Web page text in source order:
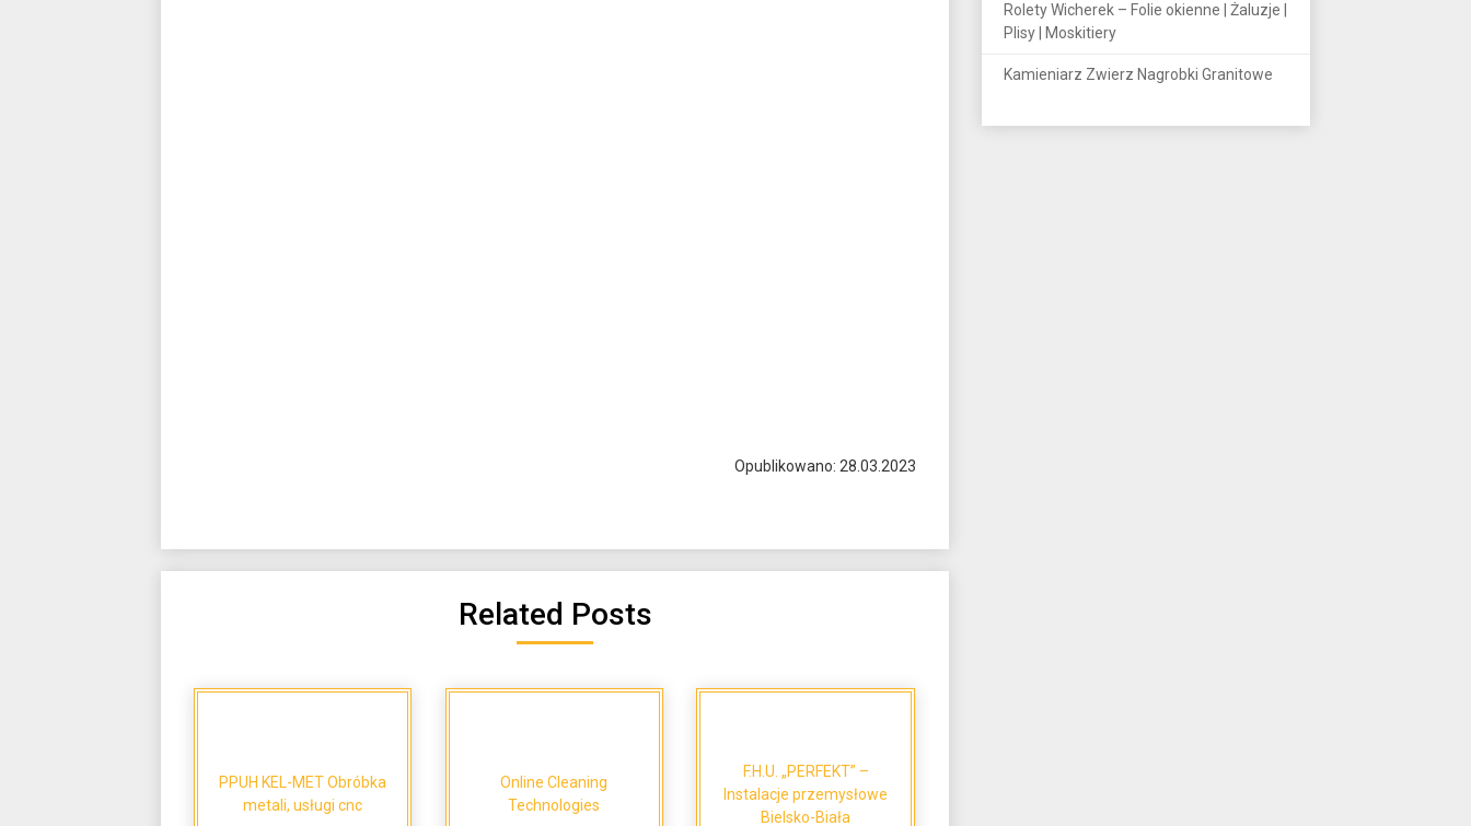
Opublikowano: 28.03.2023
Related Posts
PPUH KEL-MET Obróbka
metali, usługi cnc
Online Cleaning
Technologies
F.H.U. „PERFEKT” –
Instalacje przemysłowe
Bielsko-Biała
Rolety Wicherek – Folie okienne | Żaluzje |
Plisy | Moskitiery
Kamieniarz Zwierz Nagrobki Granitowe